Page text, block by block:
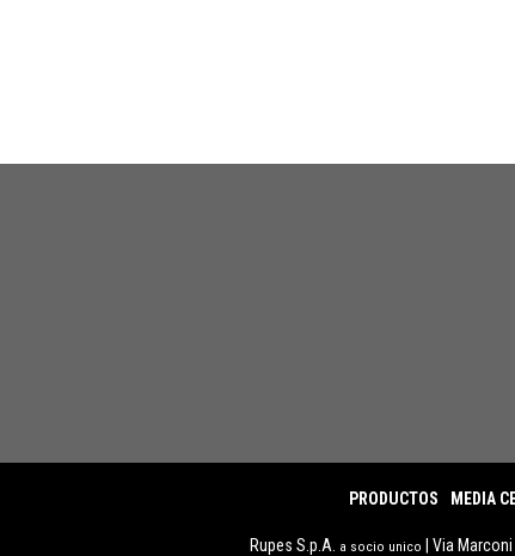
PRODUCTOS MEDIA
Rupes S.p.A. a socio unico | Via